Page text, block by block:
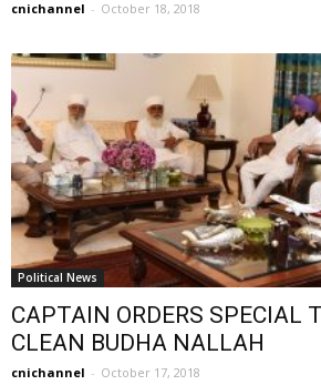
cnichannel - October 18, 2018
Political News
CAPTAIN ORDERS SPECIAL
CLEAN BUDHA NALLAH
cnichannel - October 17, 2018